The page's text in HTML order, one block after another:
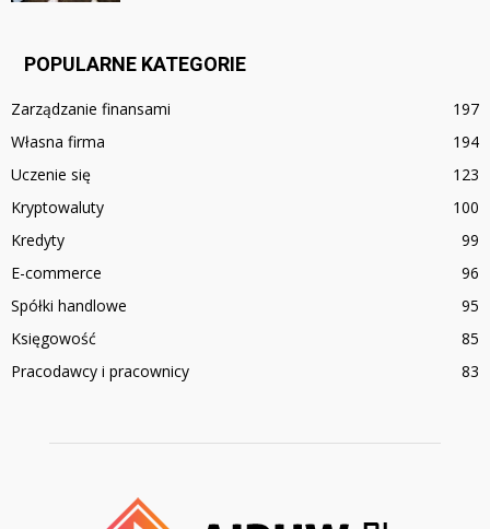
POPULARNE KATEGORIE
Zarządzanie finansami
197
Własna firma
194
Uczenie się
123
Kryptowaluty
100
Kredyty
99
E-commerce
96
Spółki handlowe
95
Księgowość
85
Pracodawcy i pracownicy
83